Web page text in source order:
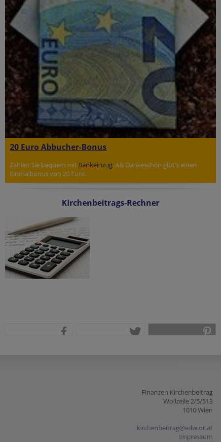
20 Euro Abbucher-Bonus
Zahlen Sie bequem mit Bankeinzug. Als Dankeschön gibt's einen
Einmalbonus von 20 Euro.
Kirchenbeitrags-Rechner
Finanzen Kirchenbeitrag
Wollzeile 2/5/513
1010 Wien
kirchenbeitrag@edw.or.at
Impressum